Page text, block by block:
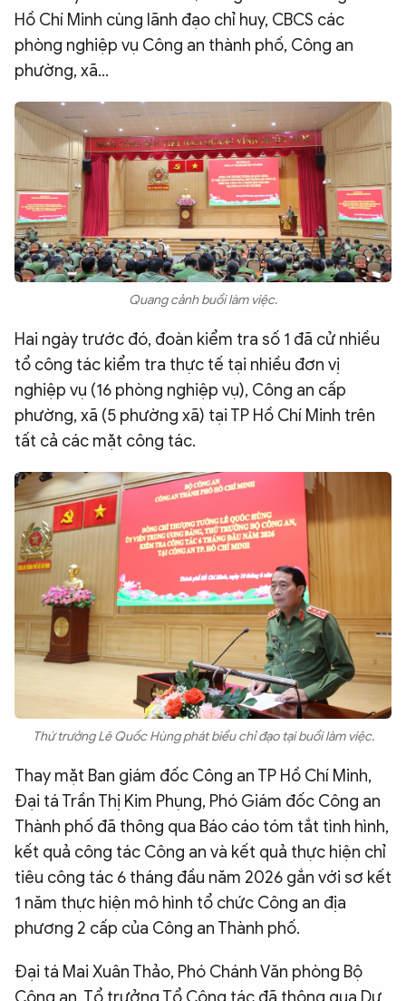
ĐA PHƯƠNG TIỆN
Video Ảnh
Infographic
Chuyên trang An ninh thế giới
Văn nghệ Công an
Chuyên đề
Hồ Chí Minh cùng lãnh đạo chỉ huy, CBCS các
phòng nghiệp vụ Công an thành phố, Công an
phường, xã…
Quang cảnh buổi làm việc.
Hai ngày trước đó, đoàn kiểm tra số 1 đã cử nhiều
tổ công tác kiểm tra thực tế tại nhiều đơn vị
nghiệp vụ (16 phòng nghiệp vụ), Công an cấp
phường, xã (5 phường xã) tại TP Hồ Chí Minh trên
tất cả các mặt công tác.
Thứ trưởng Lê Quốc Hùng phát biểu chỉ đạo tại buổi làm việc.
Thay mặt Ban giám đốc Công an TP Hồ Chí Minh,
Đại tá Trần Thị Kim Phụng, Phó Giám đốc Công an
Thành phố đã thông qua Báo cáo tóm tắt tình hình,
kết quả công tác Công an và kết quả thực hiện chỉ
tiêu công tác 6 tháng đầu năm 2026 gắn với sơ kết
1 năm thực hiện mô hình tổ chức Công an địa
phương 2 cấp của Công an Thành phố.
Đại tá Mai Xuân Thảo, Phó Chánh Văn phòng Bộ